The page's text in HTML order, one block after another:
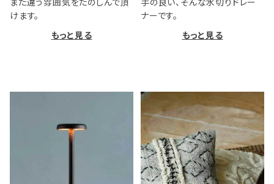
けます。
もっと見る
ナーです。
もっと見る